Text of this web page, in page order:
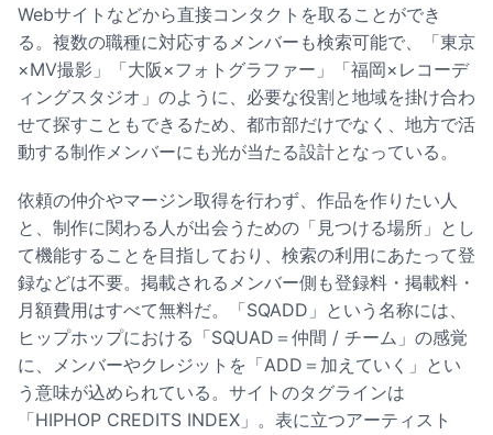
Webサイトなどから直接コンタクトを取ることができ
る。複数の職種に対応するメンバーも検索可能で、「東京
×MV撮影」「大阪×フォトグラファー」「福岡×レコーデ
ィングスタジオ」のように、必要な役割と地域を掛け合わ
せて探すこともできるため、都市部だけでなく、地方で活
動する制作メンバーにも光が当たる設計となっている。
依頼の仲介やマージン取得を行わず、作品を作りたい人
と、制作に関わる人が出会うための「見つける場所」とし
て機能することを目指しており、検索の利用にあたって登
録などは不要。掲載されるメンバー側も登録料・掲載料・
月額費用はすべて無料だ。「SQADD」という名称には、
ヒップホップにおける「SQUAD＝仲間 / チーム」の感覚
に、メンバーやクレジットを「ADD＝加えていく」とい
う意味が込められている。サイトのタグラインは
「HIPHOP CREDITS INDEX」。表に立つアーティスト